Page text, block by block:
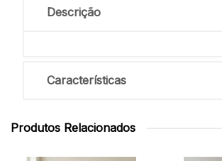
Descrição
Características
Produtos Relacionados